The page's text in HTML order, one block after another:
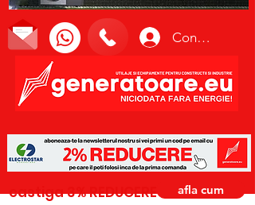
Conectează-te
castiga 3% REDUCERE afla cum